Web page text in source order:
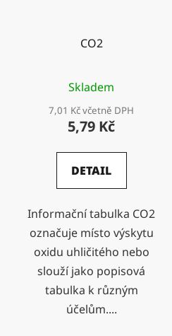
CO2
Skladem
7,01 Kč včetně DPH
5,79 Kč
DETAIL
Informační tabulka CO2
označuje místo výskytu
oxidu uhličitého nebo
slouží jako popisová
tabulka k různým
účelům....